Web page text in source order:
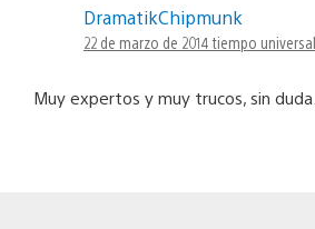
DramatikChipmunk
22 de marzo de 2014 tiempo
Muy expertos y muy trucos, sin duda.